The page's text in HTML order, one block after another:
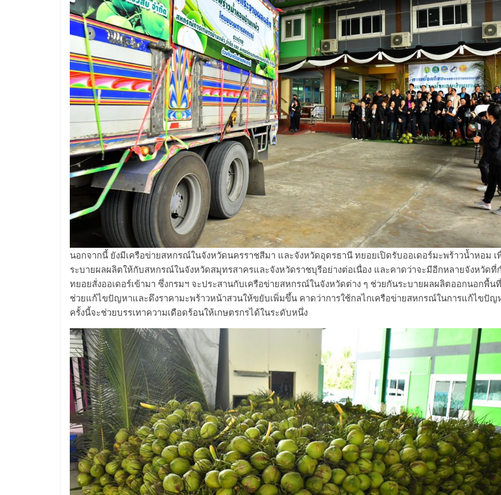
นอกจากนี้ ยังมีเครือข่ายสหกรณ์ในจังหวัดนครราชสีมา และจังหวัดอุดรธานี ทยอยเปิดรับออเดอร์มะพร้าวน้ำหอม เ
ระบายผลผลิตให้กับสหกรณ์ในจังหวัดสมุทรสาครและจังหวัดราชบุรีอย่างต่อเนื่อง และคาดว่าจะมีอีกหลายจังหวัดที่
ทยอยสั่งออเดอร์เข้ามา ซึ่งกรมฯ จะประสานกับเครือข่ายสหกรณ์ในจังหวัดต่าง ๆ ช่วยกันระบายผลผลิตออกนอกพื้น
ช่วยแก้ไขปัญหาและดึงราคามะพร้าวหน้าสวนให้ขยับเพิ่มขึ้น คาดว่าการใช้กลไกเครือข่ายสหกรณ์ในการแก้ไขปัญ
ครั้งนี้จะช่วยบรรเทาความเดือดร้อนให้เกษตรกรได้ในระดับหนึ่ง